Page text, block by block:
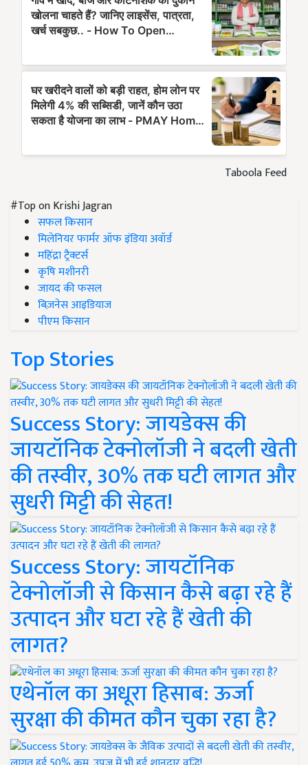
Taboola Feed
#Top on Krishi Jagran
सफल किसान
मिलेनियर फार्मर ऑफ इंडिया अवॉर्ड
महिंद्रा ट्रैक्टर्स
कृषि मशीनरी
जायद की फसल
बिज़नेस आइडियाज
पीएम किसान
Top Stories
Success Story: जायडेक्स की
जायटॉनिक टेक्नोलॉजी ने बदली खेती
की तस्वीर, 30% तक घटी लागत और
सुधरी मिट्टी की सेहत!
Success Story: जायटॉनिक
टेक्नोलॉजी से किसान कैसे बढ़ा रहे हैं
उत्पादन और घटा रहे हैं खेती की
लागत?
एथेनॉल का अधूरा हिसाब: ऊर्जा
सुरक्षा की कीमत कौन चुका रहा है?